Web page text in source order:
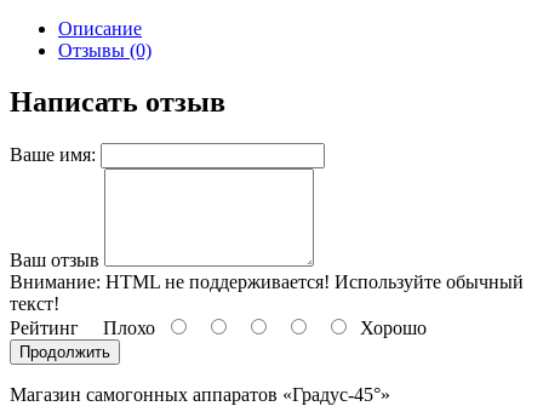
Описание
Отзывы (0)
Написать отзыв
Ваше имя:
Ваш отзыв
Внимание: HTML не поддерживается! Используйте обычный
текст!
Рейтинг Плохо Хорошо
Продолжить
Магазин самогонных аппаратов «Градус-45°»